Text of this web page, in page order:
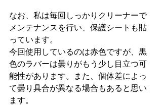
なお、私は毎回しっかりクリーナーで
メンテナンスを行い、保護シートも貼
っています。
今回使用しているのは赤色ですが、黒
色のラバーは曇りがもう少し目立つ可
能性があります。また、個体差によっ
て曇り具合が異なる場合もあると思い
ます。